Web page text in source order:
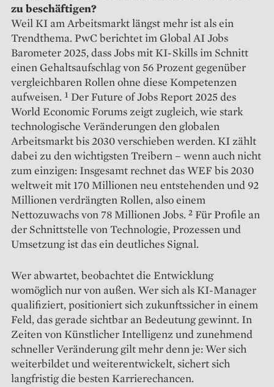
zu beschäftigen?
Weil KI am Arbeitsmarkt längst mehr ist als ein
Trendthema. PwC berichtet im Global AI Jobs
Barometer 2025, dass Jobs mit KI-Skills im Schnitt
einen Gehaltsaufschlag von 56 Prozent gegenüber
vergleichbaren Rollen ohne diese Kompetenzen
aufweisen. ¹ Der Future of Jobs Report 2025 des
World Economic Forums zeigt zugleich, wie stark
technologische Veränderungen den globalen
Arbeitsmarkt bis 2030 verschieben werden. KI zählt
dabei zu den wichtigsten Treibern – wenn auch nicht
zum einzigen: Insgesamt rechnet das WEF bis 2030
weltweit mit 170 Millionen neu entstehenden und 92
Millionen verdrängten Rollen, also einem
Nettozuwachs von 78 Millionen Jobs. ² Für Profile an
der Schnittstelle von Technologie, Prozessen und
Umsetzung ist das ein deutliches Signal.
Wer abwartet, beobachtet die Entwicklung
womöglich nur von außen. Wer sich als KI-Manager
qualifiziert, positioniert sich zukunftssicher in einem
Feld, das gerade sichtbar an Bedeutung gewinnt. In
Zeiten von Künstlicher Intelligenz und zunehmend
schneller Veränderung gilt mehr denn je: Wer sich
weiterbildet und weiterentwickelt, sichert sich
langfristig die besten Karrierechancen.